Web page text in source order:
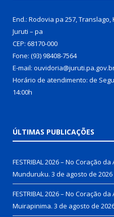
End.: Rodovia pa 257, Translago,
Juruti – pa
CEP: 68170-000
Fone: (93) 98408-7564
E-mail:
Horário de atendimento: de
14:00h
ÚLTIMAS PUBLICAÇÕES
FESTRIBAL 2026 – No Coração
Munduruku. 3 de agosto de 2026
FESTRIBAL 2026 – No Coração
Muirapinima. 3 de agosto de